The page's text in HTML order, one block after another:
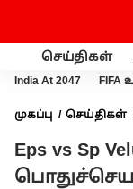
செய்திகள்
India At 2047
முகப்பு செய்திகள்
எஸ்.பி.வேலுமணி
Eps vs Sp